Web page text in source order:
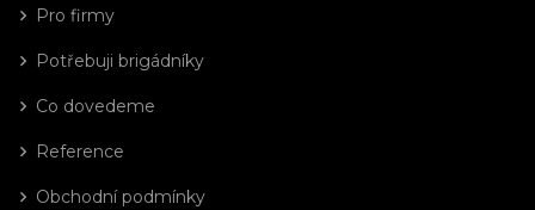
Pro firmy
Potřebuji brigádníky
Co dovedeme
Reference
Obchodní podmínky